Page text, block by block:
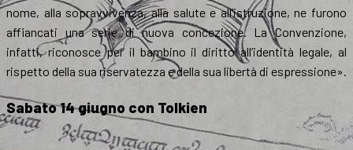
nome, alla sopravvivenza, alla salute e all’istruzione, ne furono
affiancati una serie di nuova concezione. La Convenzione,
infatti, riconosce per il bambino il diritto all’identità legale, al
rispetto della sua riservatezza e della sua libertà di espressione».
Sabato 14 giugno con Tolkien